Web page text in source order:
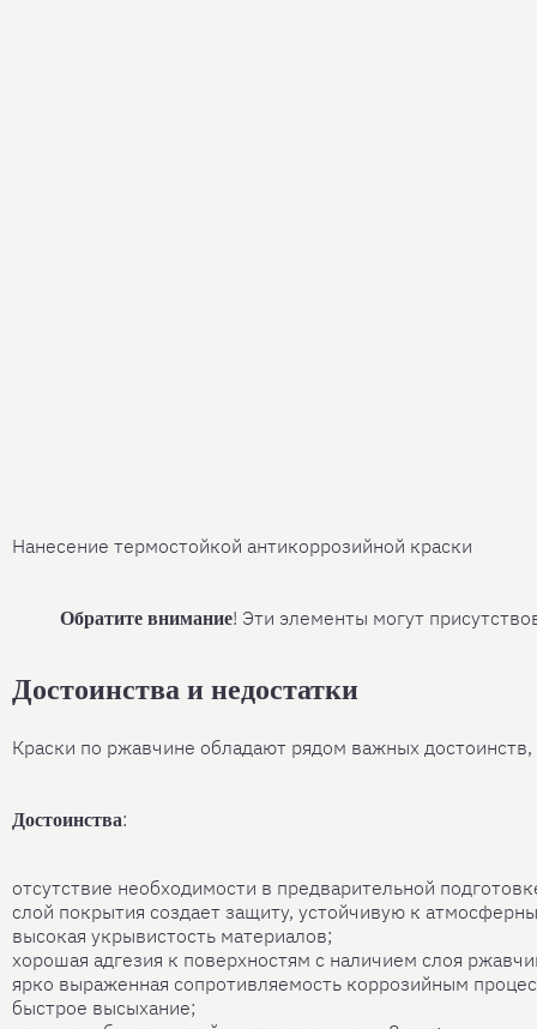
Нанесение термостойкой антикоррозийной краски
Обратите внимание! Эти элементы могут
Достоинства и недостатки
Краски по ржавчине обладают рядом важных
Достоинства:
отсутствие необходимости в предварительной
слой покрытия создает защиту, устойчивую к
высокая укрывистость материалов;
хорошая адгезия к поверхностям с наличием слоя
ярко выраженная сопротивляемость коррозийным
быстрое высыхание;